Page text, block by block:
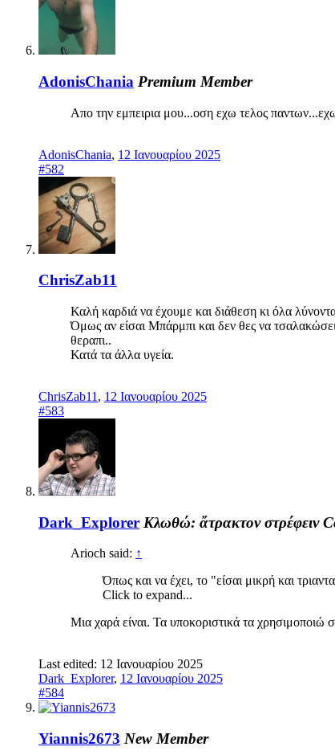
AdonisChania Premium Member
Απο την εμπειρια μου...οση εχω τελος παντων...εχω
AdonisChania, 12 Ιανουαρίου 2025
#582
ChrisZab11
Καλή καρδιά να έχουμε και διάθεση κι όλα
Όμως αν είσαι Μπάρμπι και δεν θες να τσαλακώσει
θεραπι..
Κατά τα άλλα υγεία.
ChrisZab11 , 12 Ιανουαρίου 2025
#583
Dark_Explorer Κλωθώ: ἄτρακτον στρέφειν
Arioch said: ↑
Όπως και να έχει, το "είσαι μικρή και
Click to expand...
Μια χαρά είναι. Τα υποκοριστικά τα χρησιμοποιώ
Last edited: 12 Ιανουαρίου 2025
Dark_Explorer, 12 Ιανουαρίου 2025
#584
Yiannis2673 New Member